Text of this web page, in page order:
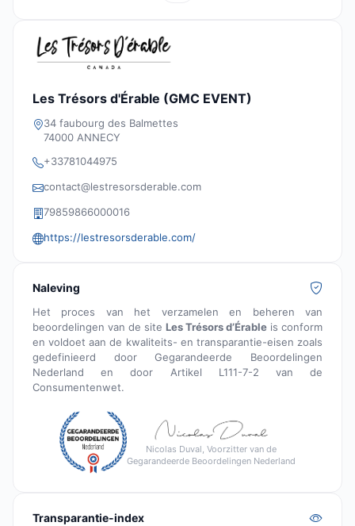
Les Trésors d'Érable (GMC EVENT)
34 faubourg des Balmettes
74000 ANNECY
+33781044975
contact@lestresorsderable.com
79859866000016
https://lestresorsderable.com/
Naleving
Het proces van het verzamelen en beheren van
beoordelingen van de site Les Trésors d’Érable is conform
en voldoet aan de kwaliteits- en transparantie-eisen zoals
gedefinieerd door Gegarandeerde Beoordelingen
Nederland en door Artikel L111-7-2 van de
Consumentenwet.
Nicolas Duval, Voorzitter van de
Gegarandeerde Beoordelingen Nederland
Transparantie-index